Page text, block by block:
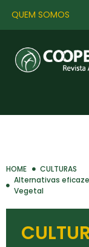
QUEM SOMOS
HOME
CULTURAS
Alternativas
Vegetal